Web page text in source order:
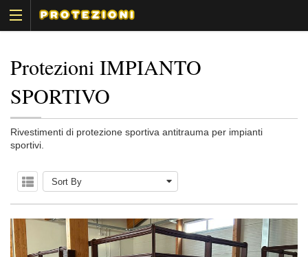
Protezioni IMPIANTO
SPORTIVO
Rivestimenti di protezione sportiva antitrauma per impianti
sportivi.
Sort By